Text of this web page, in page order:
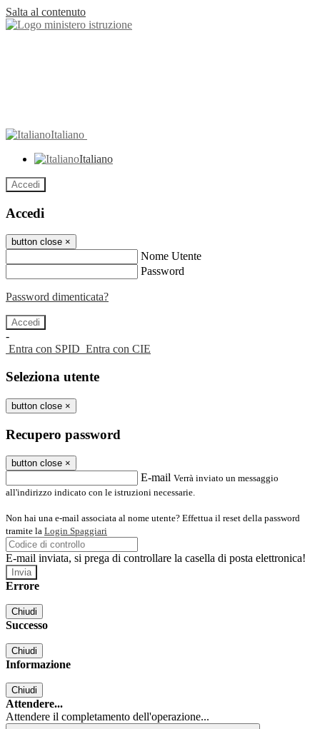
Salta al contenuto
Italiano
Italiano
Accedi
Accedi
button close ×
Nome Utente
Password
Password dimenticata?
-
Entra con SPID Entra con CIE
Seleziona utente
button close ×
Recupero password
button close ×
E-mail Verrà inviato un messaggio
all'indirizzo indicato con le istruzioni necessarie.
Non hai una e-mail associata al nome utente? Effettua il reset della password
tramite la Login Spaggiari
E-mail inviata, si prega di controllare la casella di posta elettronica!
Errore
Chiudi
Successo
Chiudi
Informazione
Chiudi
Attendere...
Attendere il completamento dell'operazione...